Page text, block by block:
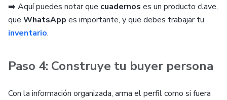
➡️ Aquí puedes notar que cuadernos es un producto clave,
que WhatsApp es importante, y que debes trabajar tu
inventario.
Paso 4: Construye tu buyer persona
Con la información organizada, arma el perfil como si fuera